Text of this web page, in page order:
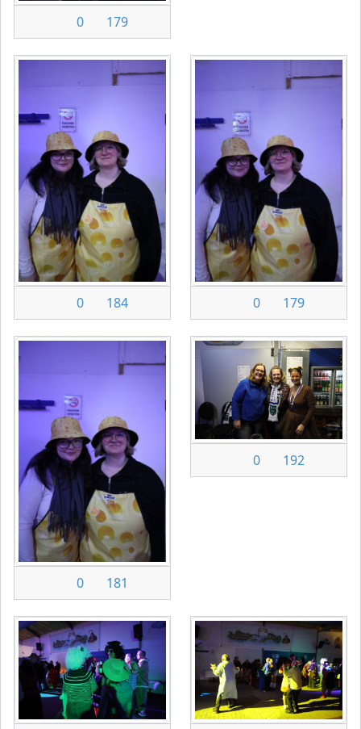
0 179
0 184 0 179
0 181
0 192